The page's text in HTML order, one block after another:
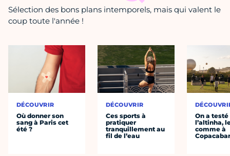
Sélection des bons plans intemporels, mais qui valent le
coup toute l'année !
DÉCOUVRIR
Où donner son
sang à Paris cet
été ?
DÉCOUVRIR
Ces sports à
pratiquer
tranquillement au
fil de l’eau
On a testé
l’altinha,
comme à